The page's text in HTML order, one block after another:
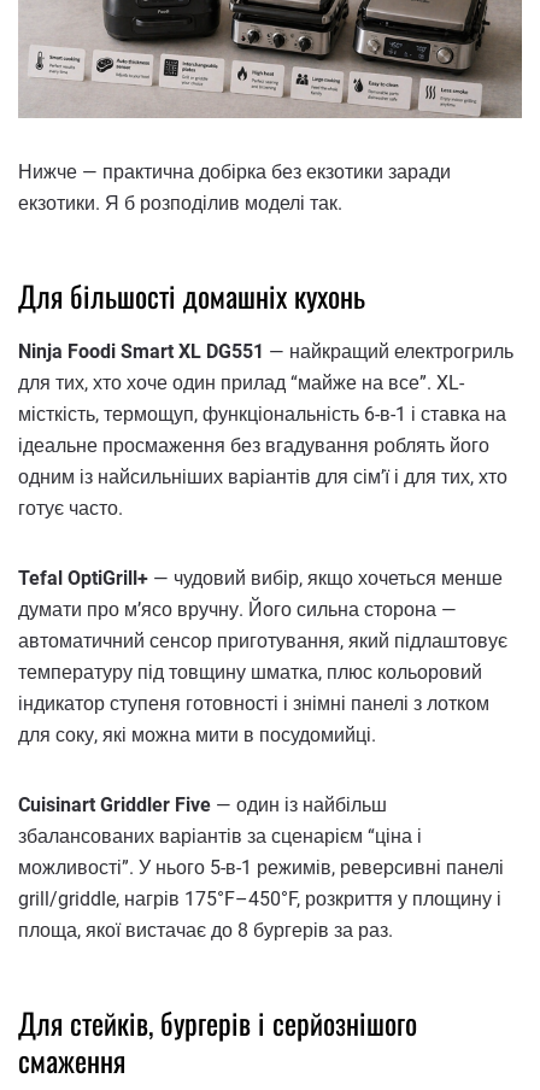
Нижче — практична добірка без екзотики заради
екзотики. Я б розподілив моделі так.
Для більшості домашніх кухонь
Ninja Foodi Smart XL DG551 — найкращий електрогриль
для тих, хто хоче один прилад “майже на все”. XL-
місткість, термощуп, функціональність 6-в-1 і ставка на
ідеальне просмаження без вгадування роблять його
одним із найсильніших варіантів для сім’ї і для тих, хто
готує часто.
Tefal OptiGrill+ — чудовий вибір, якщо хочеться менше
думати про м’ясо вручну. Його сильна сторона —
автоматичний сенсор приготування, який підлаштовує
температуру під товщину шматка, плюс кольоровий
індикатор ступеня готовності і знімні панелі з лотком
для соку, які можна мити в посудомийці.
Cuisinart Griddler Five — один із найбільш
збалансованих варіантів за сценарієм “ціна і
можливості”. У нього 5-в-1 режимів, реверсивні панелі
grill/griddle, нагрів 175°F–450°F, розкриття у площину і
площа, якої вистачає до 8 бургерів за раз.
Для стейків, бургерів і серйознішого
смаження